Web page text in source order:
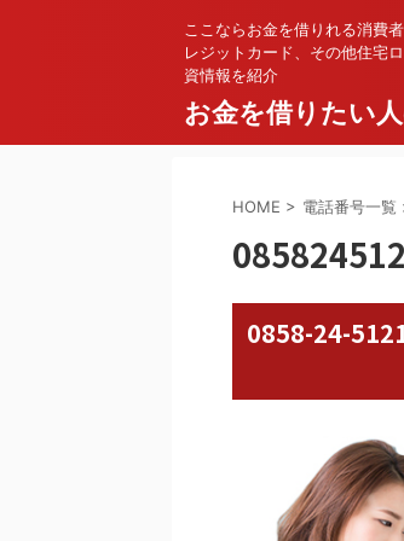
ここならお金を借りれる消費
レジットカード、その他住宅
資情報を紹介
お金を借りたい
HOME > 電話番号一覧
0858-24-